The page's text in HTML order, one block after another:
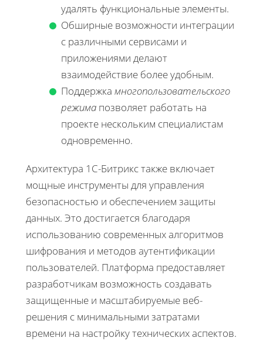
удалять функциональные элементы.
Обширные возможности интеграции
с различными сервисами и
приложениями делают
взаимодействие более удобным.
Поддержка многопользовательского
режима позволяет работать на
проекте нескольким специалистам
одновременно.
Архитектура 1С-Битрикс также включает
мощные инструменты для управления
безопасностью и обеспечением защиты
данных. Это достигается благодаря
использованию современных алгоритмов
шифрования и методов аутентификации
пользователей. Платформа предоставляет
разработчикам возможность создавать
защищенные и масштабируемые веб-
решения с минимальными затратами
времени на настройку технических аспектов.